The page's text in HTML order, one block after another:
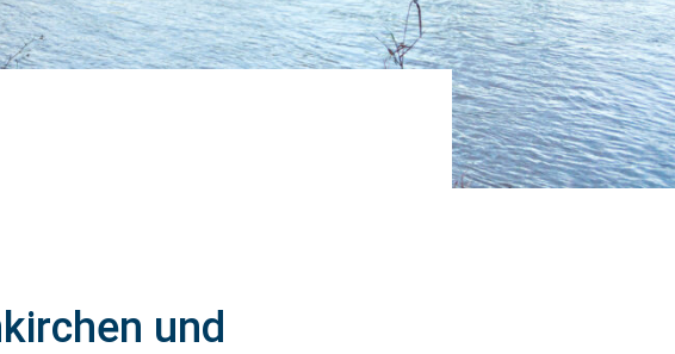
und